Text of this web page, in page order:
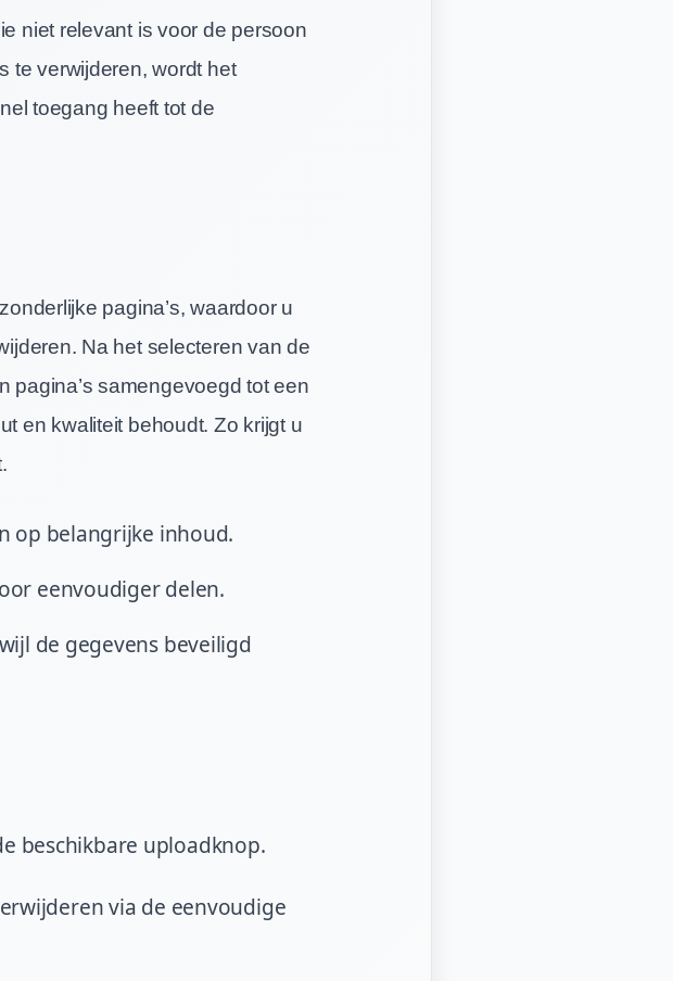
niet relevant is voor de persoon
te verwijderen, wordt het
toegang heeft tot de
pagina’s, waardoor u
Na het selecteren van de
pagina’s samengevoegd tot een
en kwaliteit behoudt. Zo krijgt u
op belangrijke inhoud.
eenvoudiger delen.
de gegevens beveiligd
beschikbare uploadknop.
via de eenvoudige